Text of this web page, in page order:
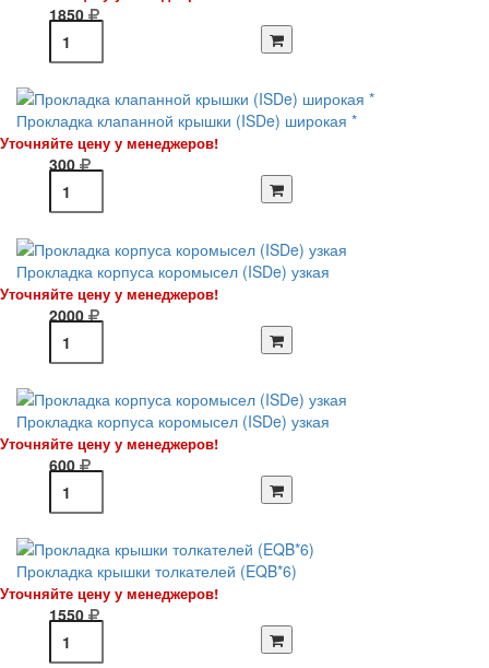
1850
Прокладка клапанной крышки (ISDe) широкая *
Уточняйте цену у менеджеров!
300
Прокладка корпуса коромысел (ISDe) узкая
Уточняйте цену у менеджеров!
2000
Прокладка корпуса коромысел (ISDe) узкая
Уточняйте цену у менеджеров!
600
Прокладка крышки толкателей (EQB*6)
Уточняйте цену у менеджеров!
1550